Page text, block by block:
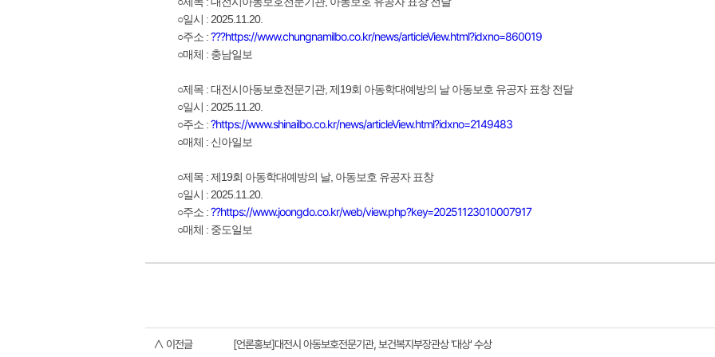
○일시 : 2025.11.20.
○주소 :???https://www.chungnamilbo.co.kr/news/articleView.html?idxno=860019
○매체 : 충남일보
○제목 : 대전시아동보호전문기관, 제19회 아동학대예방의 날 아동보호 유공자 표창 전달
○일시 : 2025.11.20.
○주소 :?https://www.shinailbo.co.kr/news/articleView.html?idxno=2149483
○매체 : 신아일보
○제목 : 제19회 아동학대예방의 날, 아동보호 유공자 표창
○일시 : 2025.11.20.
○주소 :??https://www.joongdo.co.kr/web/view.php?key=20251123010007917
○매체 : 중도일보
∧ 이전글 [언론홍보]대전시 아동보호전문기관, 보건복지부장관상 '대상' 수상